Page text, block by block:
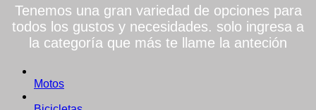
Tenemos una gran variedad de opciones para
todos los gustos y necesidades. solo ingresa a
la categoría que más te llame la anteción
Motos